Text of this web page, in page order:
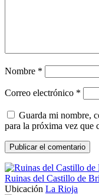
Nombre *
Correo electrónico *
Guarda mi nombre,
para la próxima vez que
Ruinas del Castillo de
Ubicación La Rioja